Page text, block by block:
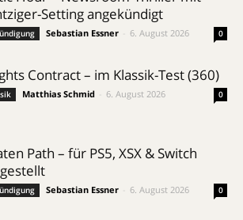
Setting angekündigt
Sebastian Essner 6. August 2026 0
Contract – im Klassik-Test (360)
Matthias Schmid 6. August 2026 0
Path – für PS5, XSX & Switch
Sebastian Essner 6. August 2026 0